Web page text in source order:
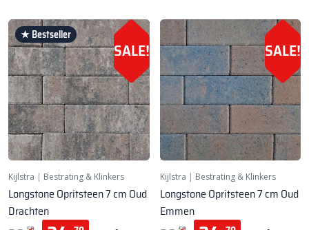
★ Bestseller
SALE!
Kijlstra | Bestrating & Klinkers
Longstone Opritsteen 7 cm Oud
Drachten
SALE!
Kijlstra | Bestrating & Klinkers
Longstone Opritsteen 7 cm Oud
Emmen